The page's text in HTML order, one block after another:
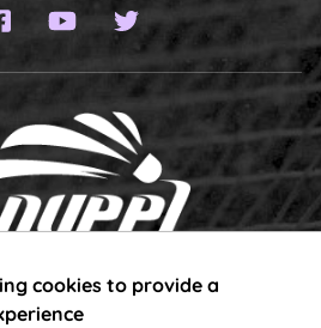
cookies to provide a
page
Facebook page
YouTube channel
Twitter page
to our newsletter!